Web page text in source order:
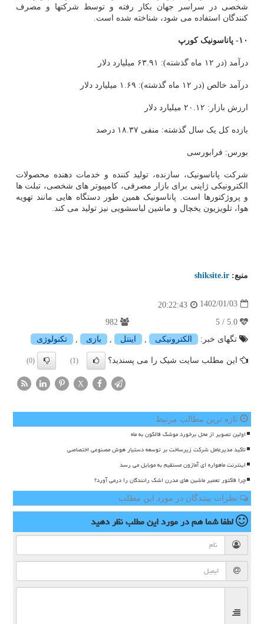
شخصی در سراسر جهان بکار رفته و توسط شرکتها و مصرف
کنندگان استفاده می شود، شناخته شده است.
۱۰- پاناسونیک کورپ
درآمد (در ۱۲ ماه گذشته): ۶۳.۹۱ میلیارد دلار
درآمد خالص (در ۱۲ ماه گذشته): ۱.۶۹ میلیارد دلار
ارزش بازار: ۲۰.۱۲ میلیارد دلار
بازده کل یک سال گذشته: منفی ۱۸.۳۷ درصد
بورس: فرابورسی
شرکت پاناسونیک، سازنده، تولید کننده و خدمات دهنده محصولات
الکترونیکی ژاپنی برای بازار مصرفی، کامپیوتر های شخصی، تبلت ها
و پروژکتورها است. پاناسونیک همین طور دستگاه هایی مانند تهویه
هوا، تلویزیون یخچال و ماشین لباسشویی نیز تولید می کند.
منبع: shiksite.ir
1402/01/03
20:22:43
تگهای خبر:
الكترونیكی اینتل بازی تكنولوژی
این مطلب سایت شیک را می پسندید؟ (1)
(0)
X
تازه ترین مطالب مرتبط
اولین تصویر از محل برخورد موشک فالکون به ماه
تاکید مدیرعامل شرکت زیرساخت بر توسعه دستیار هوش مصنوعی اختصاصی
اینترنت ماهواره ای آمازون مستقیم به موبایل می رسد
چرا فاکتور تعمیر ماشین های مدرن اشک رانندگان را درمی آورد؟
نظرات بینندگان در مورد این مطلب
لطفا شما همدر مورد این مطلبنظر دهید